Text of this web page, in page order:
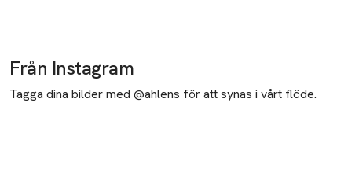
Från Instagram
Tagga dina bilder med @ahlens för att synas i vårt flöde.